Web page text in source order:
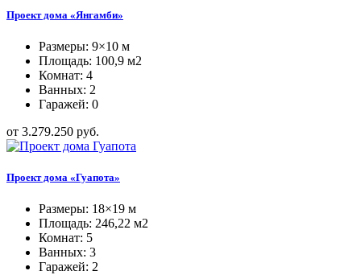
Проект дома «Янгамби»
Размеры: 9×10 м
Площадь: 100,9 м2
Комнат: 4
Ванных: 2
Гаражей: 0
от 3.279.250 руб.
Проект дома «Гуапота»
Размеры: 18×19 м
Площадь: 246,22 м2
Комнат: 5
Ванных: 3
Гаражей: 2